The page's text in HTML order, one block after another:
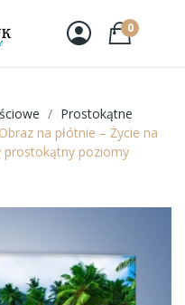
0
Prostokątne
Obraz na płótnie – Życie na
prostokątny poziomy